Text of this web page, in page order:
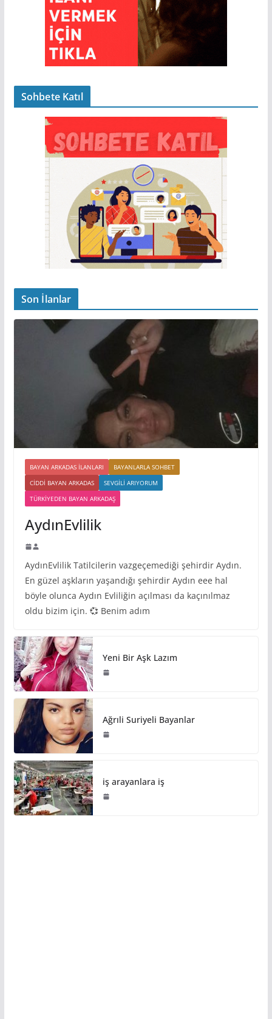
Sohbete Katıl
Son İlanlar
BAYAN ARKADAS ILANLARI
BAYANLARLA SOHBET
CIDDI BAYAN ARKADAS
SEVGILI ARIYORUM
TÜRKIYEDEN BAYAN ARKADAŞ
AydınEvlilik
AydınEvlilik Tatilcilerin vazgeçemediği şehirdir Aydın.
En güzel aşkların yaşandığı şehirdir Aydın eee hal
böyle olunca Aydın Evliliğin açılması da kaçınılmaz
oldu bizim için. 💞 Benim adım
Yeni Bir Aşk Lazım
Ağrıli Suriyeli Bayanlar
iş arayanlara iş